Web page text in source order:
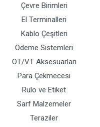
Çevre Birimleri
El Terminalleri
Kablo Çeşitleri
Ödeme Sistemleri
OT/VT Aksesuarları
Para Çekmecesi
Rulo ve Etiket
Sarf Malzemeler
Teraziler